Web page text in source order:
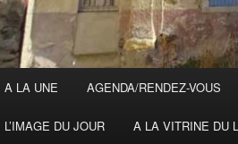
A LA UNE AGENDA/RENDEZ-VOUS
L’IMAGE DU JOUR A LA VITRINE DU